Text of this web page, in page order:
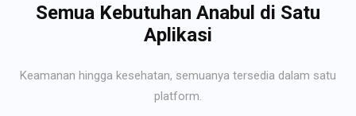
Semua Kebutuhan Anabul di Satu
Aplikasi
Keamanan hingga kesehatan, semuanya tersedia dalam satu
platform.